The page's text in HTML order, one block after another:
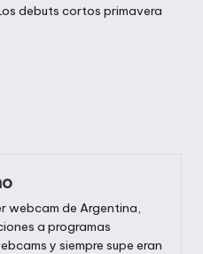
debuts cortos primavera
webcam de Argentina,
a programas
y siempre supe eran